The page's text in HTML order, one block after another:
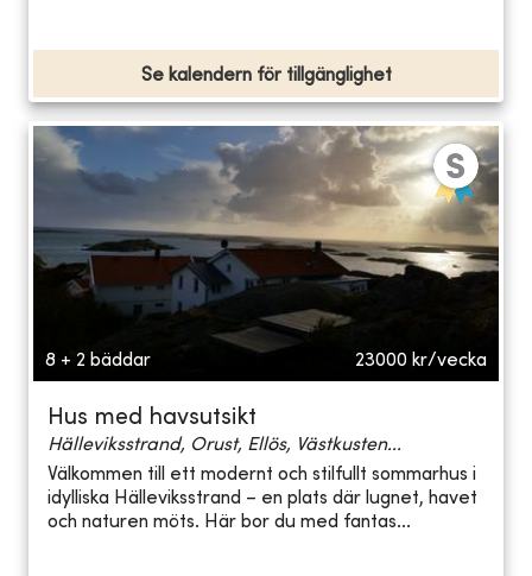
Se kalendern för tillgänglighet
8 + 2 bäddar 23000 kr/vecka
Hus med havsutsikt
Hälleviksstrand, Orust, Ellös, Västkusten...
Välkommen till ett modernt och stilfullt sommarhus i
idylliska Hälleviksstrand – en plats där lugnet, havet
och naturen möts. Här bor du med fantas...